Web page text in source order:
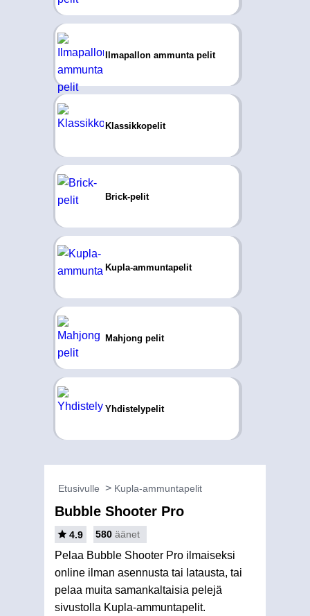
Ilmapallon ammunta pelit
Klassikkopelit
Brick-pelit
Kupla-ammuntapelit
Mahjong pelit
Yhdistelypelit
Etusivulle Kupla-ammuntapelit
Bubble Shooter Pro
4.9 580 äänet
Pelaa Bubble Shooter Pro ilmaiseksi
online ilman asennusta tai latausta, tai
pelaa muita samankaltaisia pelejä
sivustolla Kupla-ammuntapelit.